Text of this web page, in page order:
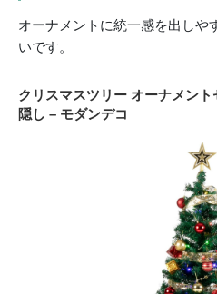
オーナメントに統一感を出しや
いです。
クリスマスツリー オーナメン
隠し – モダンデコ